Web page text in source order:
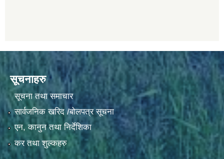
सूचनाहरु
सूचना तथा समाचार
सार्वजनिक खरिद /बोलपत्र सूचना
एन, कानुन तथा निर्देशिका
कर तथा शुल्कहरु